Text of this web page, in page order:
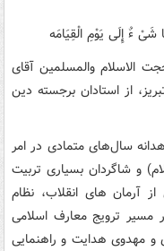
شَیْ ءٌ إِلَی یَوْمِ الْقِیَامَه
الاسلام والمسلمین آقای
از استادان برجسته دین
سال‌های متمادی در امر
و شاگردان بسیاری تربیت
آرمان های انقلاب، نظام
مسیر ترویج معارف اسلامی
مهدوی هدایت و راهنمایی